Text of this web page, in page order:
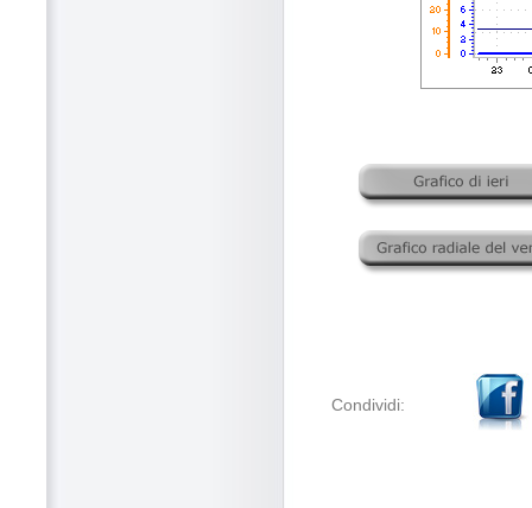
Condividi: